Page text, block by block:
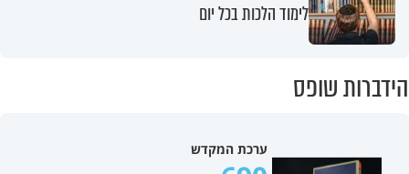
לימוד הלכות בכל יום
הידברות שופס
ערכת המקדש